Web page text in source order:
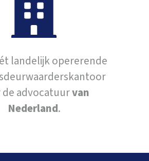
landelijk opererende
advocatuurvan
Nederland.